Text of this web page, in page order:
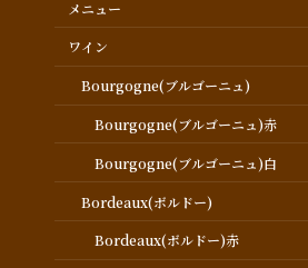
メニュー
ワイン
Bourgogne(ブルゴーニュ)
Bourgogne(ブルゴーニュ)赤
Bourgogne(ブルゴーニュ)白
Bordeaux(ボルドー)
Bordeaux(ボルドー)赤